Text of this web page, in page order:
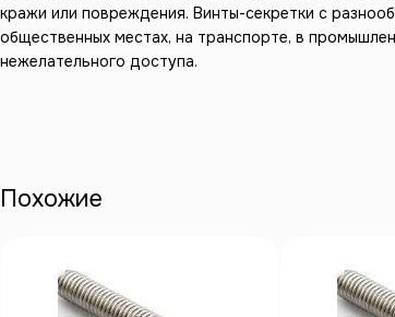
кражи или повреждения. Винты-секретки с
общественных местах, на транспорте, в
нежелательного доступа.
Похожие